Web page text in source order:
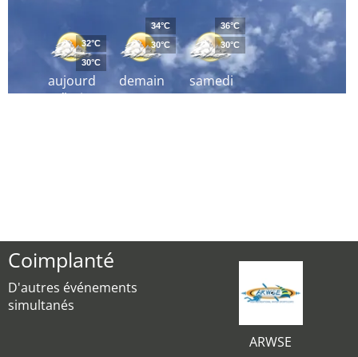
aujourd
´hui
32°C
30°C
demain
34°C
30°C
samedi
36°C
30°C
Coimplanté
D'autres événements
simultanés
ARWSE